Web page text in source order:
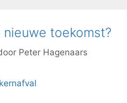
nieuwe toekomst?
Peter Hagenaars